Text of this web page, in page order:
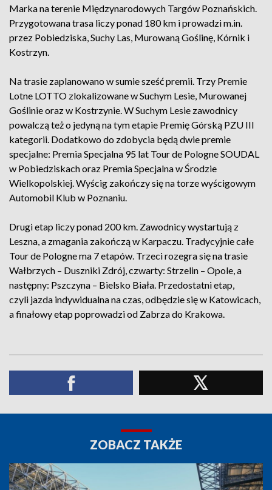
Marka na terenie Międzynarodowych Targów Poznańskich.
Przygotowana trasa liczy ponad 180 km i prowadzi m.in.
przez Pobiedziska, Suchy Las, Murowaną Goślinę, Kórnik i
Kostrzyn.
Na trasie zaplanowano w sumie sześć premii. Trzy Premie
Lotne LOTTO zlokalizowane w Suchym Lesie, Murowanej
Goślinie oraz w Kostrzynie. W Suchym Lesie zawodnicy
powalczą też o jedyną na tym etapie Premię Górską PZU III
kategorii. Dodatkowo do zdobycia będą dwie premie
specjalne: Premia Specjalna 95 lat Tour de Pologne SOUDAL
w Pobiedziskach oraz Premia Specjalna w Środzie
Wielkopolskiej. Wyścig zakończy się na torze wyścigowym
Automobil Klub w Poznaniu.
Drugi etap liczy ponad 200 km. Zawodnicy wystartują z
Leszna, a zmagania zakończą w Karpaczu. Tradycyjnie całe
Tour de Pologne ma 7 etapów. Trzeci rozegra się na trasie
Wałbrzych – Duszniki Zdrój, czwarty: Strzelin – Opole, a
następny: Pszczyna – Bielsko Biała. Przedostatni etap,
czyli jazda indywidualna na czas, odbędzie się w Katowicach,
a finałowy etap poprowadzi od Zabrza do Krakowa.
ZOBACZ TAKŻE